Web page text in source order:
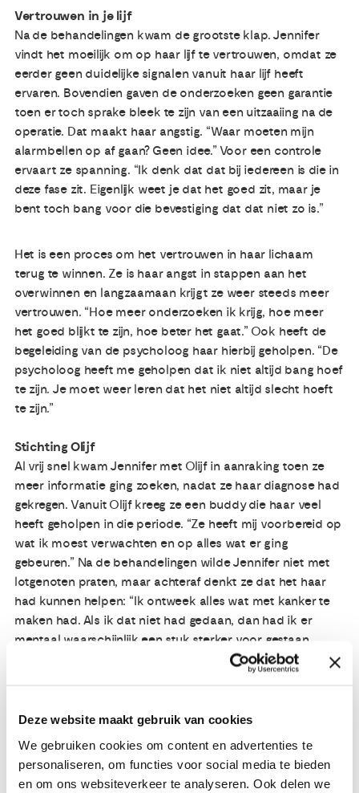
Deze website maakt gebruik van cookies
We gebruiken cookies om content en advertenties te
personaliseren, om functies voor social media te bieden
en om ons websiteverkeer te analyseren. Ook delen we
Vertrouwen in je lijf
Na de behandelingen kwam de grootste klap. Jennifer
vindt het moeilijk om op haar lijf te vertrouwen, omdat ze
eerder geen duidelijke signalen vanuit haar lijf heeft
ervaren. Bovendien gaven de onderzoeken geen garantie
toen er toch sprake bleek te zijn van een uitzaaiing na de
operatie. Dat maakt haar angstig. “Waar moeten mijn
alarmbellen op af gaan? Geen idee.” Voor een controle
ervaart ze spanning. “Ik denk dat dat bij iedereen is die in
deze fase zit. Eigenlijk weet je dat het goed zit, maar je
bent toch bang voor die bevestiging dat dat niet zo is.”
Het is een proces om het vertrouwen in haar lichaam
terug te winnen. Ze is haar angst in stappen aan het
overwinnen en langzaamaan krijgt ze weer steeds meer
vertrouwen. “Hoe meer onderzoeken ik krijg, hoe meer
het goed blijkt te zijn, hoe beter het gaat.” Ook heeft de
begeleiding van de psycholoog haar hierbij geholpen. “De
psycholoog heeft me geholpen dat ik niet altijd bang hoef
te zijn. Je moet weer leren dat het niet altijd slecht hoeft
te zijn.”
Stichting Olijf
Al vrij snel kwam Jennifer met Olijf in aanraking toen ze
meer informatie ging zoeken, nadat ze haar diagnose had
gekregen. Vanuit Olijf kreeg ze een buddy die haar veel
heeft geholpen in die periode. “Ze heeft mij voorbereid op
wat ik moest verwachten en op alles wat er ging
gebeuren.” Na de behandelingen wilde Jennifer niet met
lotgenoten praten, maar achteraf denkt ze dat het haar
had kunnen helpen: “Ik ontweek alles wat met kanker te
maken had. Als ik dat niet had gedaan, dan had ik er
mentaal waarschijnlijk een stuk sterker voor gestaan.
Ontloop het niet, want daar word je niet beter van. Nu ga
ik de confrontatie met die stomme ziekte aan.”
Vooruitgang
‘Mama, is de buik al beter?’. Haar buik heeft een lange tijd
zeer gedaan. Nu het litteken is hersteld, gaat dat een stuk